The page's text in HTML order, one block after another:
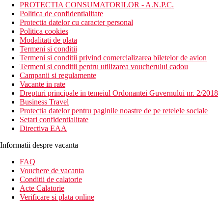
PROTECTIA CONSUMATORILOR - A.N.P.C.
Politica de confidentialitate
Protectia datelor cu caracter personal
Politica cookies
Modalitati de plata
Termeni si conditii
Termeni si conditii privind comercializarea biletelor de avion
Termeni si conditii pentru utilizarea voucherului cadou
Campanii si regulamente
Vacante in rate
Drepturi principale in temeiul Ordonantei Guvernului nr. 2/2018
Business Travel
Protectia datelor pentru paginile noastre de pe retelele sociale
Setari confidentialitate
Directiva EAA
Informatii despre vacanta
FAQ
Vouchere de vacanta
Conditii de calatorie
Acte Calatorie
Verificare si plata online